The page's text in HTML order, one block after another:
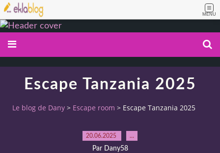
MENU
Escape Tanzania 2025
Le blog de Dany > Escape room > Escape Tanzania 2025
20.06.2025 …
Par Dany58